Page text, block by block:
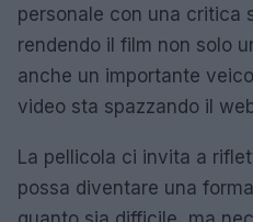
personale con una critica
rendendo il film non solo
anche un importante
video sta spazzando il
La pellicola ci invita a
possa diventare una